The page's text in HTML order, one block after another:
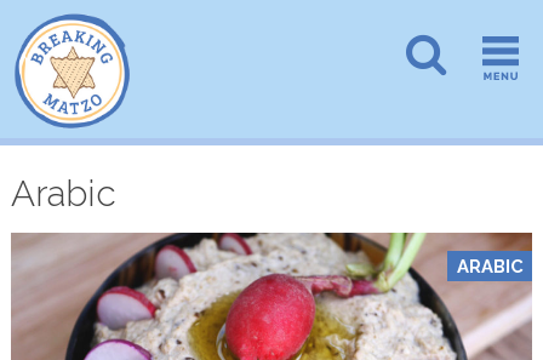
Arabic
ARABIC